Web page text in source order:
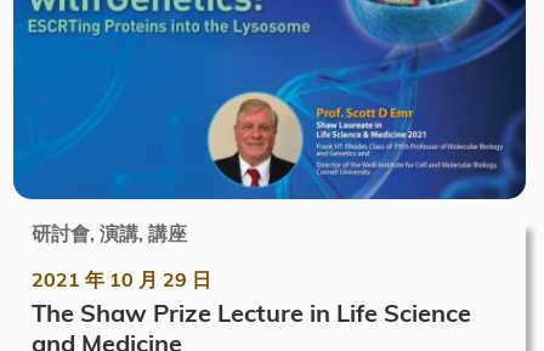
研討會, 演講, 講座
2021 年 10 月 29 日
The Shaw Prize Lecture in Life Science
and Medicine